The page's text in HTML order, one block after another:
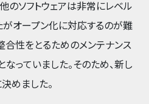
のソフトウェアは非常にレベル
がオープン化に対応するのが難
合性をとるためのメンテナンス
っていました。そのため、新し
めました。